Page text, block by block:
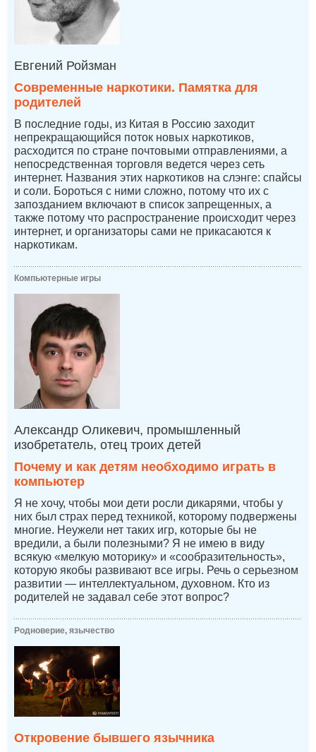
Евгений Ройзман
Современные наркотики. Памятка для
родителей
В последние годы, из Китая в Россию заходит
непрекращающийся поток новых наркотиков,
расходится по стране почтовыми отправлениями, а
непосредственная торговля ведется через сеть
интернет. Названия этих наркотиков на слэнге: спайсы
и соли. Бороться с ними сложно, потому что их с
запозданием включают в список запрещенных, а
также потому что распространение происходит через
интернет, и организаторы сами не прикасаются к
наркотикам.
Компьютерные игры
Александр Оликевич, промышленный
изобретатель, отец троих детей
Почему и как детям необходимо играть в
компьютер
Я не хочу, чтобы мои дети росли дикарями, чтобы у
них был страх перед техникой, которому подвержены
многие. Неужели нет таких игр, которые бы не
вредили, а были полезными? Я не имею в виду
всякую «мелкую моторику» и «сообразительность»,
которую якобы развивают все игры. Речь о серьезном
развитии — интеллектуальном, духовном. Кто из
родителей не задавал себе этот вопрос?
Родноверие, язычество
Откровение бывшего язычника